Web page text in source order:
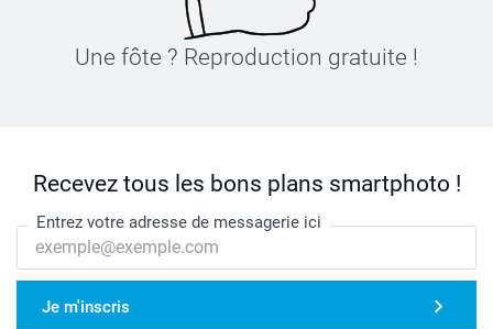
Une fôte ? Reproduction gratuite !
Recevez tous les bons plans smartphoto !
Entrez votre adresse de messagerie ici
Je m'inscris